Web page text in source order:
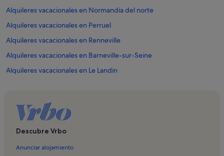
Alquileres vacacionales en Normandía del norte
Alquileres vacacionales en Perruel
Alquileres vacacionales en Renneville
Alquileres vacacionales en Barneville-sur-Seine
Alquileres vacacionales en Le Landin
Alquileres vacacionales en Saint-Ouen-de-Thouberville
Alquileres vacacionales en Criquebeuf-sur-Seine
Alquileres vacacionales en Campo de golf Golf du Vaudreuil
Alquileres vacacionales en Les Damps
Descubre Vrbo
Anunciar alojamiento